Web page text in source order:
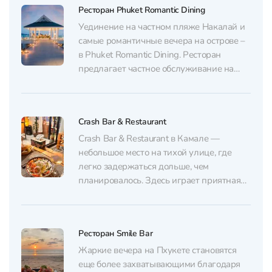
стран, которые знают толк в меню своей
национальной кухни. Для приготовления
блюд используют только самые...
Ресторан Phuket Romantic Dining
Уединение на частном пляже Накалай и
самые романтичные вечера на острове –
в Phuket Romantic Dining. Ресторан
предлагает частное обслуживание на
свечи, цветы и даже частный пирс с
подходит не только для романтических
мероприятий, но и для проведения дней
рождений и других...
Crash Bar & Restaurant
Crash Bar & Restaurant в Камале —
небольшое место на тихой улице, где
легко задержаться дольше, чем
планировалось. Здесь играет приятная
обстановка остаётся по‑домашнему
навязчивости. Подходит для компании
друзей и семейного ужина; вечером
можно спокойно посидеть за напитками
Ресторан Smile Bar
Жаркие вечера на Пхукете становятся
еще более захватывающими благодаря